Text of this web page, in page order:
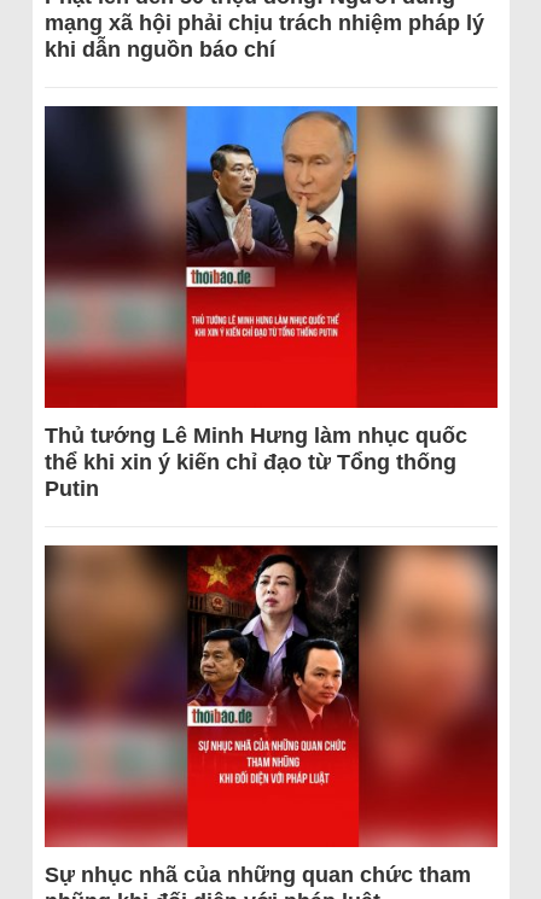
mạng xã hội phải chịu trách nhiệm pháp lý
khi dẫn nguồn báo chí
Thủ tướng Lê Minh Hưng làm nhục quốc
thể khi xin ý kiến chỉ đạo từ Tổng thống
Putin
Sự nhục nhã của những quan chức tham